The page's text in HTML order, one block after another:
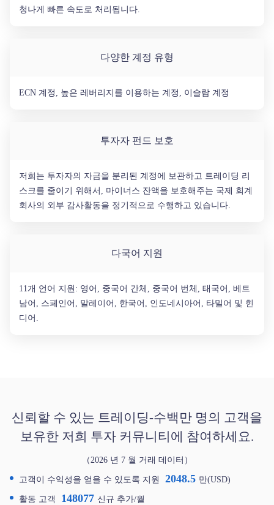
청나게 빠른 속도로 처리됩니다.
다양한 계정 유형
ECN 계정, 높은 레버리지를 이용하는 계정, 이슬람 계정
투자자 펀드 보호
저희는 투자자의 자금을 분리된 계정에 보관하고 트레이딩 리
스크를 줄이기 위해서, 마이너스 잔액을 보호해주는 국제 회계
회사의 외부 감사활동을 정기적으로 수행하고 있습니다.
다국어 지원
11개 언어 지원: 영어, 중국어 간체, 중국어 번체, 태국어, 베트
남어, 스페인어, 말레이어, 한국어, 인도네시아어, 타밀어 및 힌
디어.
신뢰할 수 있는 트레이딩-수백만 명의 고객을
보유한 저희 투자 커뮤니티에 참여하세요.
（2026 년 7 월 거래 데이터）
고객이 수익성을 얻을 수 있도록 지원 2048.5 만(USD)
활동 고객 148077 신규 추가/월